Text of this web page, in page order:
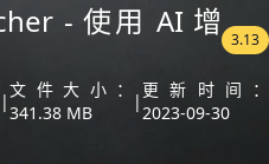
- 使用 AI 增 3.13
|
文件大小：
341.38 MB
|
更新时间：
2023-09-30